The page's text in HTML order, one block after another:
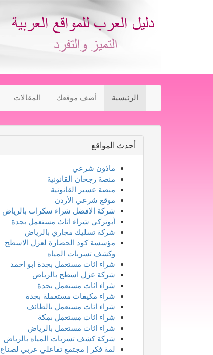
الرئيسية أضف موقعك المقالات
أحدث المواقع
ماذون شرعي
منصة رجحان القانونية
منصة عسير القانونية
موقع شرعي الأردن
شركة الافضل شراء سكراب بالرياض
أبوتركي شراء اثاث مستعمل بجدة
شركة تسليك مجاري بالرياض
مؤسسة كود الحضارة لعزل الاسطح
وكشف تسربات المياه
شراء اثاث مستعمل بجدة ابو احمد
شركة عزل اسطح بالرياض
شراء اثاث مستعمل بجدة
شراء مكيفات مستعملة بجدة
شراء اثاث مستعمل بالطائف
شراء اثاث مستعمل بمكة
شراء اثاث مستعمل بالرياض
شركة كشف تسربات المياه بالرياض
لمة فكر | مجتمع تفاعلي عربي لصناع